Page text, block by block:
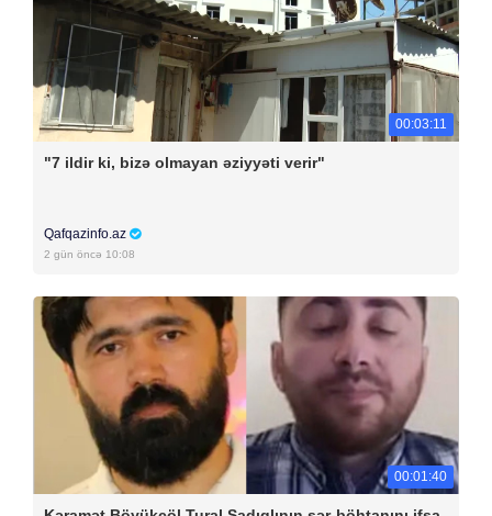
00:03:11
"7 ildir ki, bizə olmayan əziyyəti verir"
Qafqazinfo.az
2 gün öncə 10:08
00:01:40